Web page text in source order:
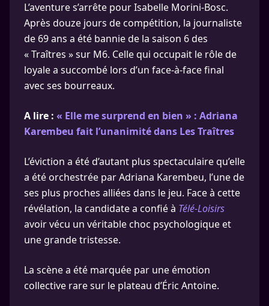
L’aventure s’arrête pour Isabelle Morini-Bosc.
Après douze jours de compétition, la journaliste
de 69 ans a été bannie de la saison 6 des
« Traîtres » sur M6. Celle qui occupait le rôle de
loyale a succombé lors d’un face-à-face final
avec ses bourreaux.
A lire : « Elle me surprend en bien » : Adriana
Karembeu fait l’unanimité dans Les Traîtres
L’éviction a été d’autant plus spectaculaire qu’elle
a été orchestrée par Adriana Karembeu, l’une de
ses plus proches alliées dans le jeu. Face à cette
révélation, la candidate a confié à Télé-Loisirs
avoir vécu un véritable choc psychologique et
une grande tristesse.
La scène a été marquée par une émotion
collective rare sur le plateau d’Éric Antoine.